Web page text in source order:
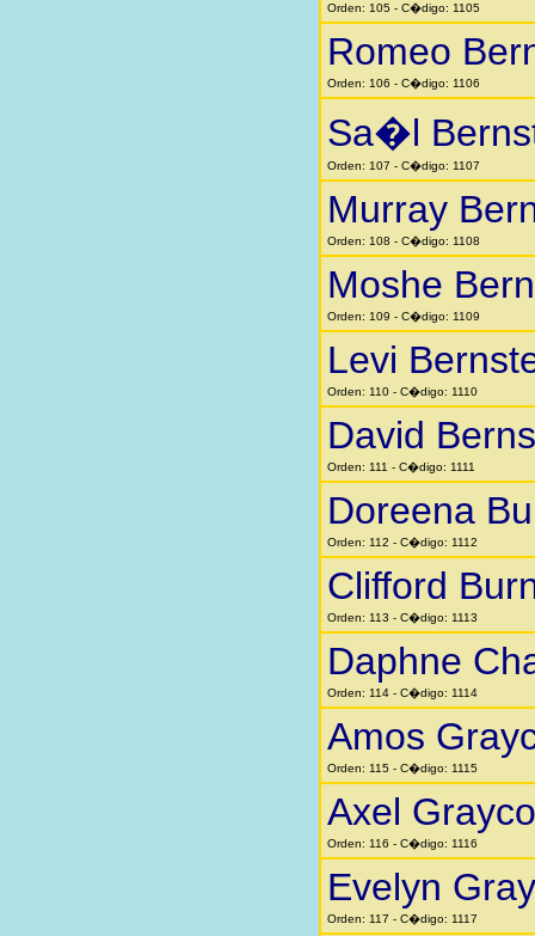
Orden: 105 - C�digo: 1105
Romeo
Orden: 106 - C�digo: 1106
Sa�l
Orden: 107 - C�digo: 1107
Murray
Orden: 108 - C�digo: 1108
Moshe
Orden: 109 - C�digo: 1109
Levi
Orden: 110 - C�digo: 1110
David
Orden: 111 - C�digo: 1111
Doreena
Orden: 112 - C�digo: 1112
Clifford
Orden: 113 - C�digo: 1113
Daphne
Orden: 114 - C�digo: 1114
Amos
Orden: 115 - C�digo: 1115
Axel
Orden: 116 - C�digo: 1116
Evelyn
Orden: 117 - C�digo: 1117